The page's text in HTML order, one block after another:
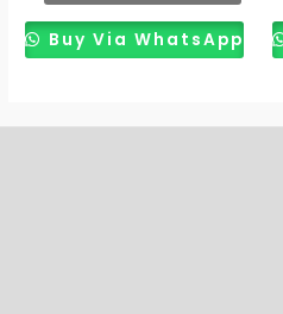
Buy Via WhatsApp